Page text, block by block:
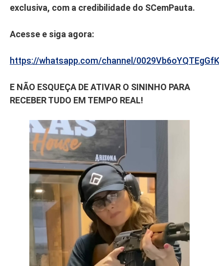
exclusiva, com a credibilidade do SCemPauta.
Acesse e siga agora:
https://whatsapp.com/channel/
E NÃO ESQUEÇA DE ATIVAR O SININHO PARA
RECEBER TUDO EM TEMPO REAL!